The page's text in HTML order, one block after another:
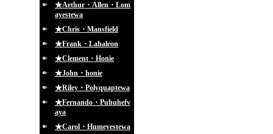
★Arthur・Allen・Lom
ayestewa
★Chris・Mansfield
★Frank・Lahaleon
★Clement・Honie
★John・honie
★Riley・Polyquaptewa
★Fernando・Puhuhefv
aya
★Carol・Humeyestewa